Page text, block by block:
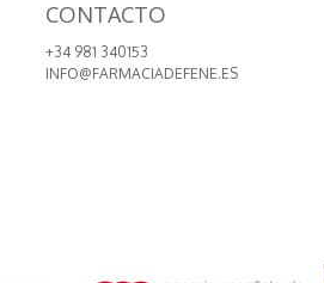
CONTACTO
+34 981 340153
INFO@FARMACIADEFENE.ES